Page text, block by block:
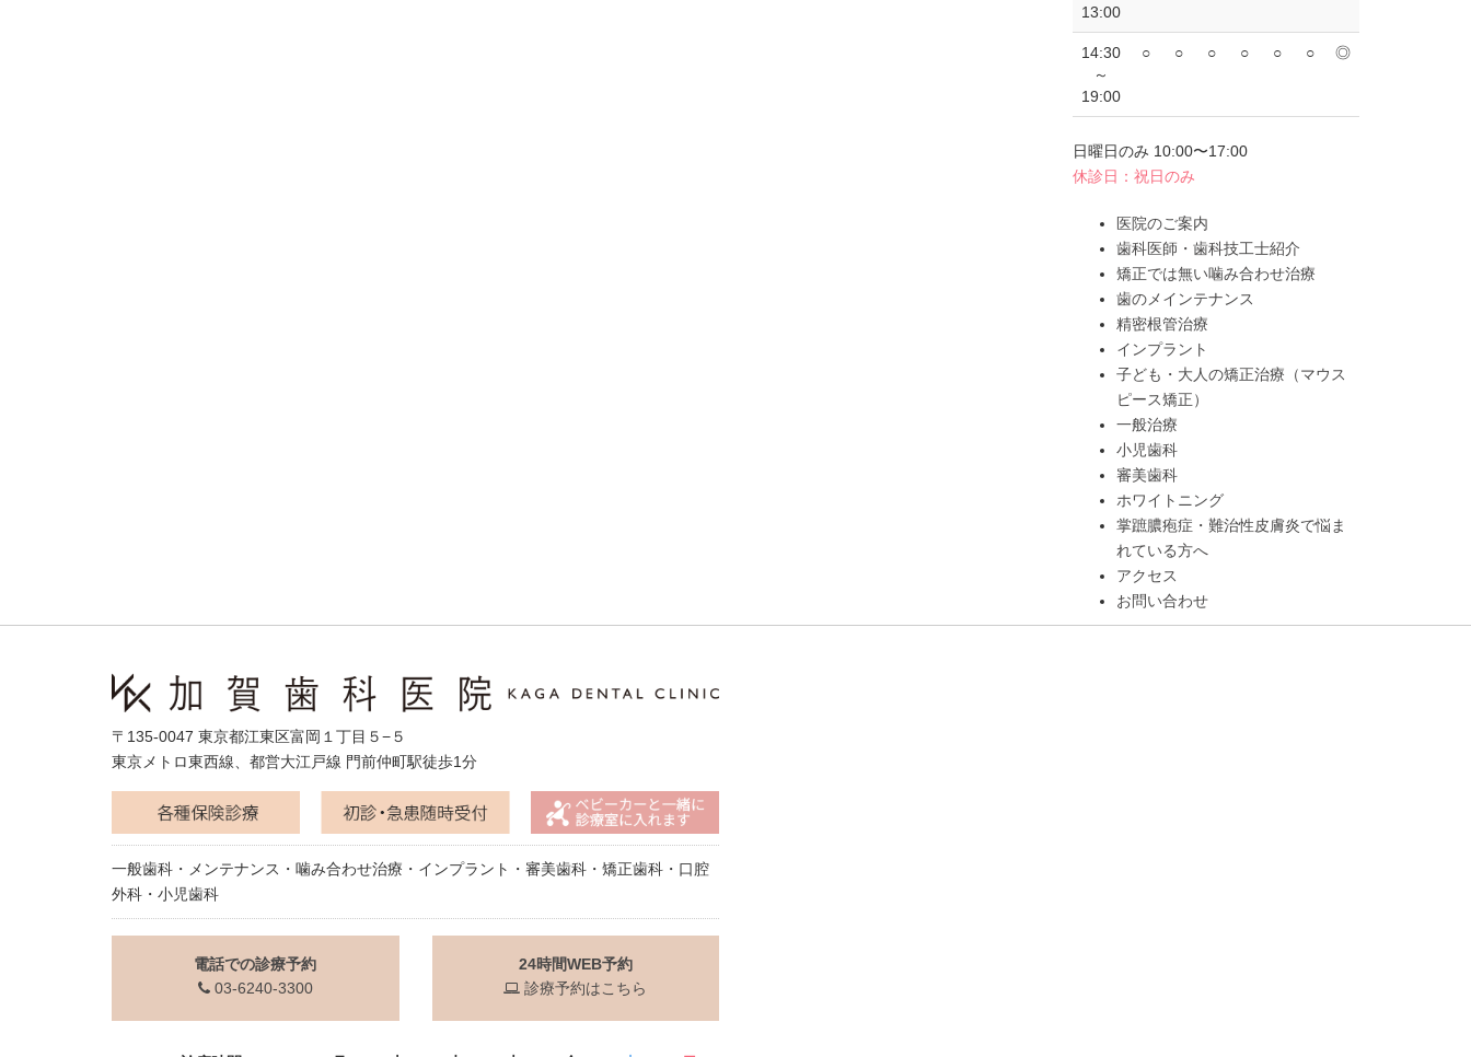
13:00
14:30
～
19:00
○ ○ ○ ○ ○ ○ ◎
日曜日のみ 10:00〜17:00
休診日：祝日のみ
医院のご案内
歯科医師・歯科技工士紹介
矯正では無い噛み合わせ治療
歯のメインテナンス
精密根管治療
インプラント
子ども・大人の矯正治療（マウス
ピース矯正）
一般治療
小児歯科
審美歯科
ホワイトニング
掌蹠膿疱症・難治性皮膚炎で悩ま
れている方へ
アクセス
お問い合わせ
〒135-0047 東京都江東区富岡１丁目５−５
東京メトロ東西線、都営大江戸線 門前仲町駅徒歩1分
一般歯科・メンテナンス・噛み合わせ治療・インプラント・審美歯科・矯正歯科・口腔
外科・小児歯科
電話での診療予約
03-6240-3300
24時間WEB予約
診療予約はこちら